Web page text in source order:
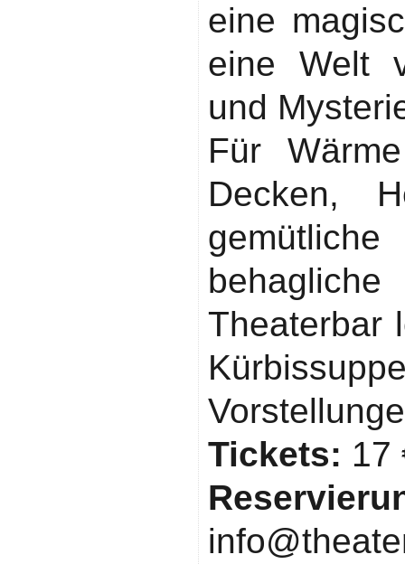
eine
eine Welt
und
Für
Decken,
Theaterbar
Tickets: 17